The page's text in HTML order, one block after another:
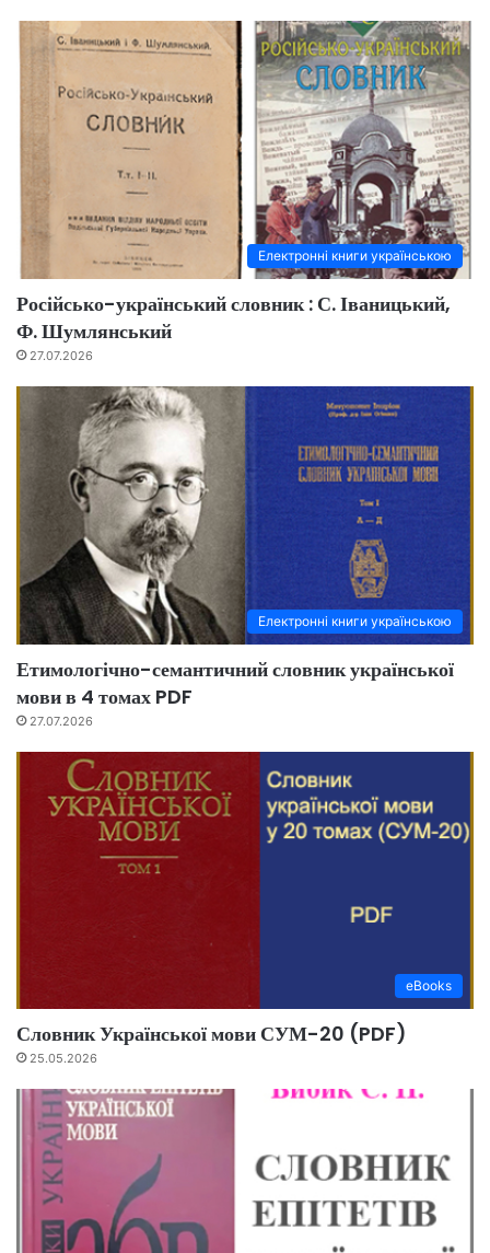
Електронні книги українською
Російсько-український словник : С. Іваницький,
Ф. Шумлянський
27.07.2026
Електронні книги українською
Етимологічно-семантичний словник української
мови в 4 томах PDF
27.07.2026
eBooks
Словник Української мови СУМ-20 (PDF)
25.05.2026